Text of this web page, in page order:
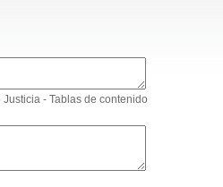
- Tablas de contenido